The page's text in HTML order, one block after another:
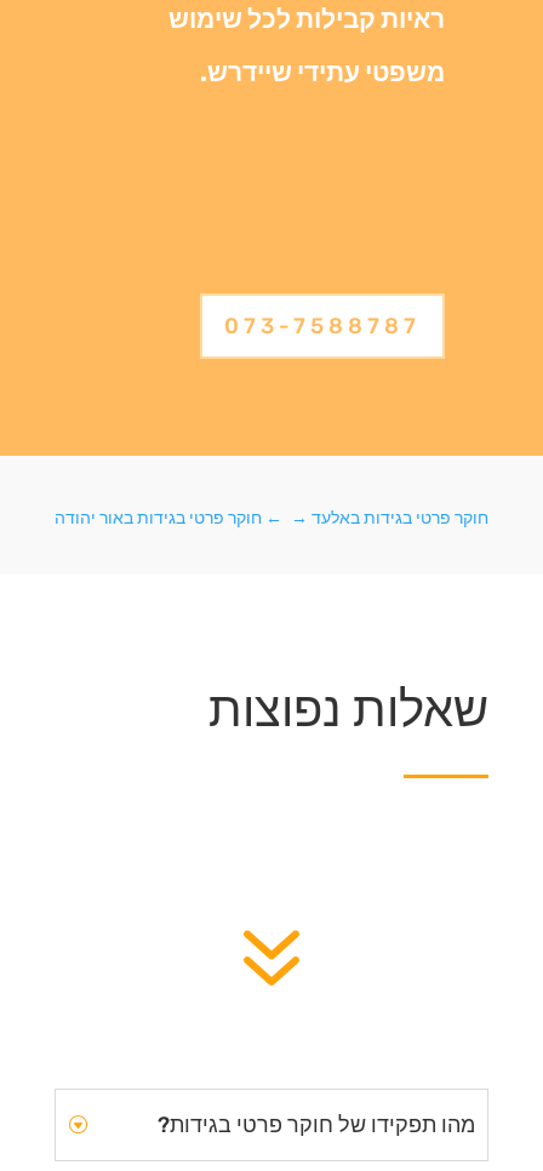
ראיות קבילות לכל שימוש
משפטי עתידי שיידרש.
073-7588787
← חוקר פרטי בגידות באור יהודה חוקר פרטי בגידות באלעד→
שאלות נפוצות
7
מהו תפקידו של חוקר פרטי בגידות?